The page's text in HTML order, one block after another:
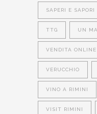
SAPERI E SAPORI
TTG UN
VENDITA ONLINE
VERUCCHIO
VINO A RIMINI
VISIT RIMINI